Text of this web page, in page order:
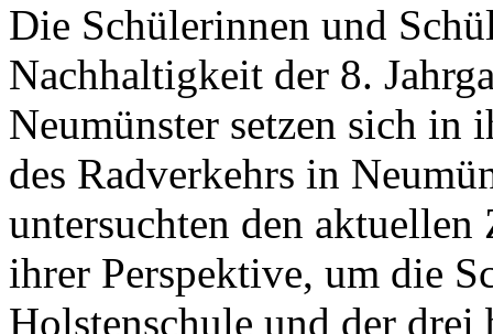
Die Schülerinnen und
Nachhaltigkeit der 8.
Neumünster setzen sich
des Radverkehrs in
untersuchten den aktuellen
ihrer Perspektive, um die
Holstenschule und der